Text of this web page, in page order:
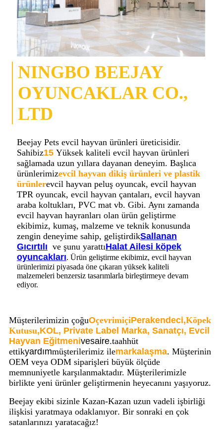
NINGBO BEEJAY
OYUNCAKLAR CO.,
LTD
Beejay Pets evcil hayvan ürünleri üreticisidir.
Sahibiz15 Yüksek kaliteli evcil hayvan ürünleri
sağlamada uzun yıllara dayanan deneyim. Başlıca
ürünlerimizevcil hayvan dikiş ürünleri ve plastik
ürünlerevcil hayvan peluş oyuncak, evcil hayvan
TPR oyuncak, evcil hayvan çantaları, evcil hayvan
araba koltukları, PVC mat vb. Gibi. Aynı zamanda
evcil hayvan hayranları olan ürün geliştirme
ekibimiz, kumaş, malzeme ve teknik konusunda
zengin deneyime sahip, geliştirdikSallanan
Gıcırtılı ve şunu yarattıHalat Ailesi köpek
oyuncakları. Ürün geliştirme ekibimiz, evcil hayvan
ürünlerimizi piyasada öne çıkaran yüksek kaliteli
malzemeleri benzersiz tasarımlarla birleştirmeye devam
ediyor.
Müşterilerimizin çoğuOçevrimiçiPerakendeci,Köpek
Kutusu,KOL, Private Label Marka, Sanatçı, Evcil
Hayvan Eğitmenivesaire.taahhüt
ettikyardımmüşterilerimiz ilemarkalaşma. Müşterinin
OEM veya ODM siparişleri büyük ölçüde
memnuniyetle karşılanmaktadır. Müşterilerimizle
birlikte yeni ürünler geliştirmenin heyecanını yaşıyoruz.
Beejay ekibi sizinle Kazan-Kazan uzun vadeli işbirliği
ilişkisi yaratmaya odaklanıyor. Bir sonraki en çok
satanlarınızı yaratacağız!